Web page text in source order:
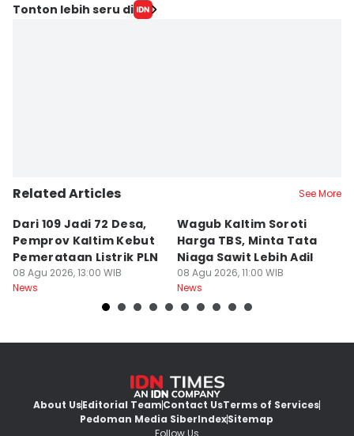
Tonton lebih seru di
Related Articles See More
Dari 109 Jadi 72 Desa,
Pemprov Kaltim Kebut
Pemerataan Listrik PLN
08 Agu 2026, 13:00 WIB
News
Wagub Kaltim Soroti
Harga TBS, Minta Tata
Niaga Sawit Lebih Adil
08 Agu 2026, 11:00 WIB
News
About UsEditorial TeamContact UsTerms of Services
Pedoman Media SiberIndexSitemap
Follow Us